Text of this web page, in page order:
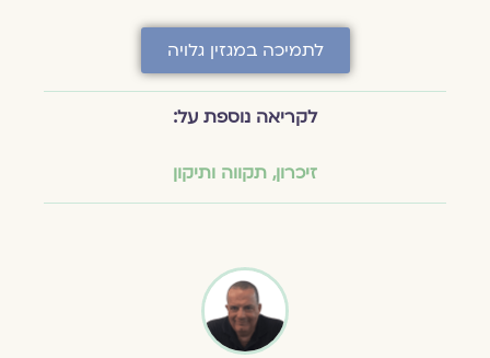
לתמיכה במגזין גלויה
לקריאה נוספת על:
זיכרון, תקווה ותיקון